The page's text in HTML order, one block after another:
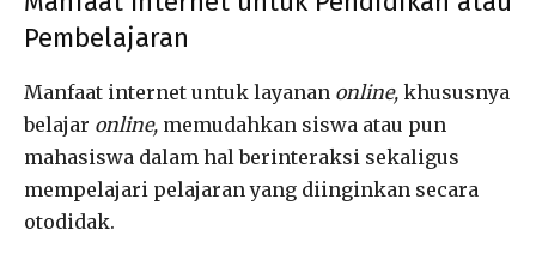
Pembelajaran
Manfaat internet untuk layanan online, khususnya
belajar online, memudahkan siswa atau pun
mahasiswa dalam hal berinteraksi sekaligus
mempelajari pelajaran yang diinginkan secara
otodidak.